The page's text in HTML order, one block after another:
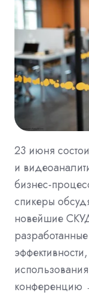
23 июня
и
бизнес-
спикеры
новейшие
конференцию